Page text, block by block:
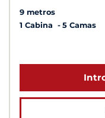
9 metros
1 Cabina
5 Camas